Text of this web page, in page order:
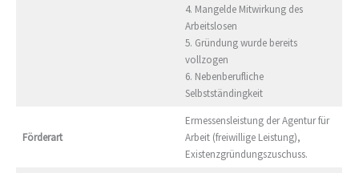
4. Mangelde Mitwirkung des
Arbeitslosen
5. Gründung wurde bereits
vollzogen
6. Nebenberufliche
Selbstständingkeit
Förderart
Ermessensleistung der Agentur für
Arbeit (freiwillige Leistung),
Existenzgründungszuschuss.